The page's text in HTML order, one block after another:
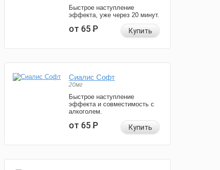
Быстрое наступление
эффекта, уже через 20 минут.
от 65Р Купить
Сиалис Софт
20мг
Быстрое наступление
эффекта и совместимость с
алкоголем.
от 65Р Купить